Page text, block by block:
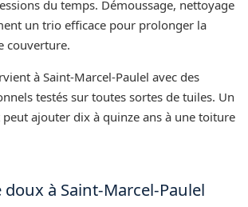
du temps. Démoussage, nettoyage
un trio efficace pour prolonger la
couverture.
à Saint-Marcel-Paulel avec des
testés sur toutes sortes de tuiles. Un
ajouter dix à quinze ans à une toiture
à Saint-Marcel-Paulel